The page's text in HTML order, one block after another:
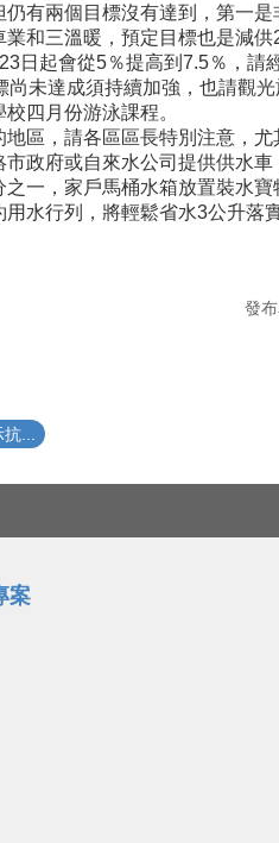
有兩個目標沒有達到，第一
和三溫暖，預定目標也是減
日起會從5％提高到7.5％，請
未達成須持續加強，也請觀
四月份游泳課程。
區，請各區區長特別注意，
政府或自來水公司提供供水車
一，家戶馬桶水箱放置裝水寶
水行列，將輕鬆省水3公升落
發
...
案